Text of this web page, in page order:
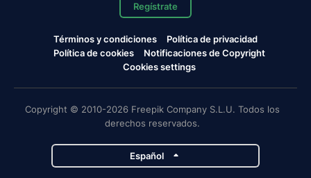
Regístrate
Términos y condiciones
Política de privacidad
Política de cookies
Notificaciones de Copyright
Cookies settings
Copyright © 2010-2026 Freepik Company S.L.U. Todos los
derechos reservados.
Español